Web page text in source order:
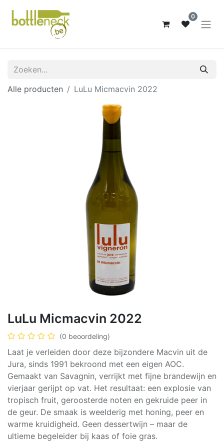
0
Alle producten LuLu Micmacvin 2022
LuLu Micmacvin 2022
(0 beoordeling)
Laat je verleiden door deze bijzondere Macvin uit de
Jura, sinds 1991 bekroond met een eigen AOC.
Gemaakt van Savagnin, verrijkt met fijne brandewijn en
vierjaar gerijpt op vat. Het resultaat: een explosie van
tropisch fruit, geroosterde noten en gekruide peer in
de geur. De smaak is weelderig met honing, peer en
warme kruidigheid. Geen dessertwijn – maar de
ultieme begeleider bij kaas of foie gras.